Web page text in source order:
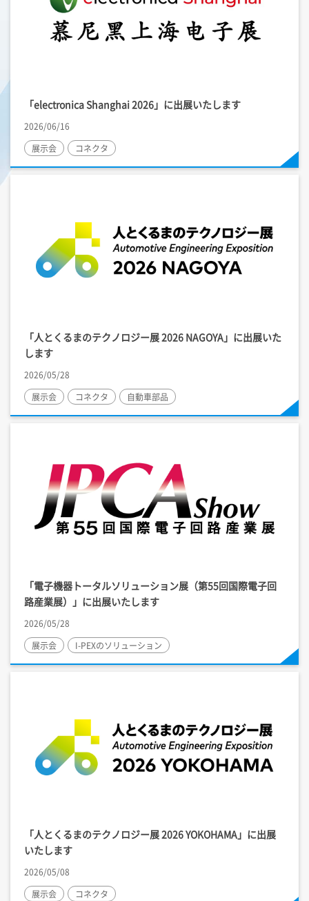
「electronica Shanghai 2026」に出展いたします
2026/06/16
展示会
コネクタ
「人とくるまのテクノロジー展 2026 NAGOYA」に出展いた
します
2026/05/28
展示会
コネクタ 自動車部品
「電子機器トータルソリューション展（第55回国際電子回
路産業展）」に出展いたします
2026/05/28
展示会
I-PEXのソリューション
「人とくるまのテクノロジー展 2026 YOKOHAMA」に出展
いたします
2026/05/08
展示会
コネクタ